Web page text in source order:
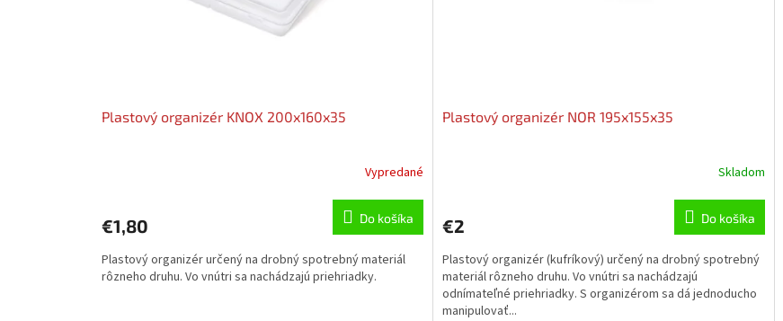
Plastový organizér KNOX 200x160x35
Vypredané
€1,80 Do košíka
Plastový organizér určený na drobný spotrebný materiál
rôzneho druhu. Vo vnútri sa nachádzajú priehriadky.
Plastový organizér NOR 195x155x35
Skladom
€2 Do košíka
Plastový organizér (kufríkový) určený na drobný spotrebný
materiál rôzneho druhu. Vo vnútri sa nachádzajú
odnímateľné priehriadky. S organizérom sa dá jednoducho
manipulovať...